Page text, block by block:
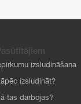
izsludināšana
izsludināt?
tas darbojas?